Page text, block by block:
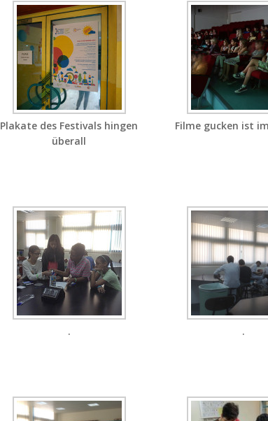
Plakate des Festivals hingen
überall
Filme gucken ist
. .